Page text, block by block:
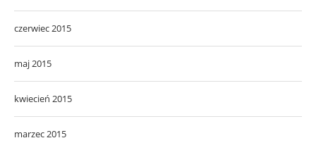
czerwiec 2015
maj 2015
kwiecień 2015
marzec 2015